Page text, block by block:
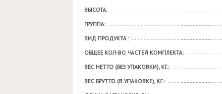
ВЫСОТА:
ГРУППА:
ВИД ПРОДУКТА :
ОБЩЕЕ КОЛ-ВО ЧАСТЕЙ КОМПЛЕКТА:
ВЕС НЕТТО (БЕЗ УПАКОВКИ), КГ.:
ВЕС БРУТТО (В УПАКОВКЕ), КГ.: